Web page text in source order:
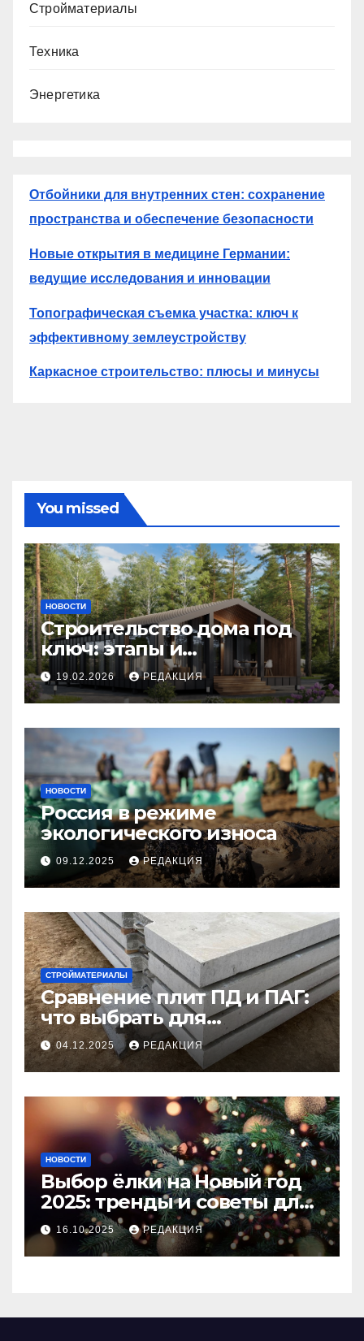
Стройматериалы
Техника
Энергетика
Отбойники для внутренних стен: сохранение
пространства и обеспечение безопасности
Новые открытия в медицине Германии:
ведущие исследования и инновации
Топографическая съемка участка: ключ к
эффективному землеустройству
Каркасное строительство: плюсы и минусы
You missed
НОВОСТИ
Строительство дома под
ключ: этапы и
планирование бюджета
19.02.2026 РЕДАКЦИЯ
НОВОСТИ
Россия в режиме
экологического износа
09.12.2025 РЕДАКЦИЯ
СТРОЙМАТЕРИАЛЫ
Сравнение плит ПД и ПАГ:
что выбрать для
долговечного и прочного
покрытия
04.12.2025 РЕДАКЦИЯ
НОВОСТИ
Выбор ёлки на Новый год
2025: тренды и советы для
идеального праздника
16.10.2025 РЕДАКЦИЯ